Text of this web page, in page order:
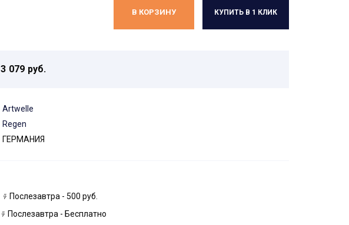
В КОРЗИНУ КУПИТЬ В 1 КЛИК
3 079 руб.
Artwelle
Regen
ГЕРМАНИЯ
Послезавтра - 500 руб.
Послезавтра - Бесплатно